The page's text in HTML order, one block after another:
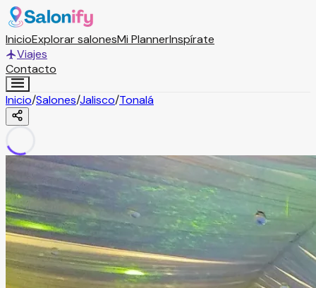
InicioExplorar salonesMi PlannerInspírate
Viajes
Contacto
Inicio/Salones/Jalisco/Tonalá